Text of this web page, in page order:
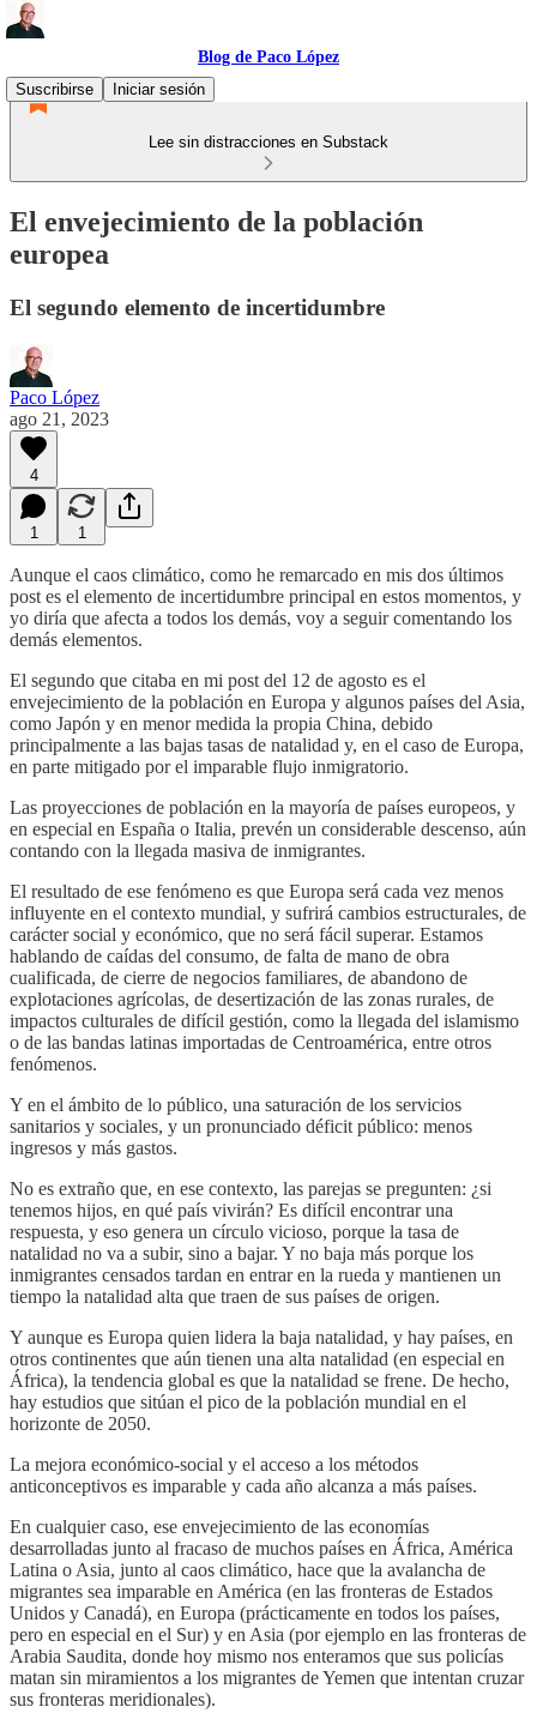
Blog de Paco López
Suscribirse
Iniciar sesión
Lee sin distracciones en Substack
El envejecimiento de la población
europea
El segundo elemento de incertidumbre
Paco López
ago 21, 2023
4
1 1
Aunque el caos climático, como he remarcado en mis dos últimos
post es el elemento de incertidumbre principal en estos momentos, y
yo diría que afecta a todos los demás, voy a seguir comentando los
demás elementos.
El segundo que citaba en mi post del 12 de agosto es el
envejecimiento de la población en Europa y algunos países del Asia,
como Japón y en menor medida la propia China, debido
principalmente a las bajas tasas de natalidad y, en el caso de Europa,
en parte mitigado por el imparable flujo inmigratorio.
Las proyecciones de población en la mayoría de países europeos, y
en especial en España o Italia, prevén un considerable descenso, aún
contando con la llegada masiva de inmigrantes.
El resultado de ese fenómeno es que Europa será cada vez menos
influyente en el contexto mundial, y sufrirá cambios estructurales, de
carácter social y económico, que no será fácil superar. Estamos
hablando de caídas del consumo, de falta de mano de obra
cualificada, de cierre de negocios familiares, de abandono de
explotaciones agrícolas, de desertización de las zonas rurales, de
impactos culturales de difícil gestión, como la llegada del islamismo
o de las bandas latinas importadas de Centroamérica, entre otros
fenómenos.
Y en el ámbito de lo público, una saturación de los servicios
sanitarios y sociales, y un pronunciado déficit público: menos
ingresos y más gastos.
No es extraño que, en ese contexto, las parejas se pregunten: ¿si
tenemos hijos, en qué país vivirán? Es difícil encontrar una
respuesta, y eso genera un círculo vicioso, porque la tasa de
natalidad no va a subir, sino a bajar. Y no baja más porque los
inmigrantes censados tardan en entrar en la rueda y mantienen un
tiempo la natalidad alta que traen de sus países de origen.
Y aunque es Europa quien lidera la baja natalidad, y hay países, en
otros continentes que aún tienen una alta natalidad (en especial en
África), la tendencia global es que la natalidad se frene. De hecho,
hay estudios que sitúan el pico de la población mundial en el
horizonte de 2050.
La mejora económico-social y el acceso a los métodos
anticonceptivos es imparable y cada año alcanza a más países.
En cualquier caso, ese envejecimiento de las economías
desarrolladas junto al fracaso de muchos países en África, América
Latina o Asia, junto al caos climático, hace que la avalancha de
migrantes sea imparable en América (en las fronteras de Estados
Unidos y Canadá), en Europa (prácticamente en todos los países,
pero en especial en el Sur) y en Asia (por ejemplo en las fronteras de
Arabia Saudita, donde hoy mismo nos enteramos que sus policías
matan sin miramientos a los migrantes de Yemen que intentan cruzar
sus fronteras meridionales).